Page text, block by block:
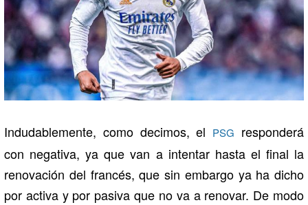
Indudablemente, como decimos, el PSG responderá
con negativa, ya que van a intentar hasta el final la
renovación del francés, que sin embargo ya ha dicho
por activa y por pasiva que no va a renovar. De modo